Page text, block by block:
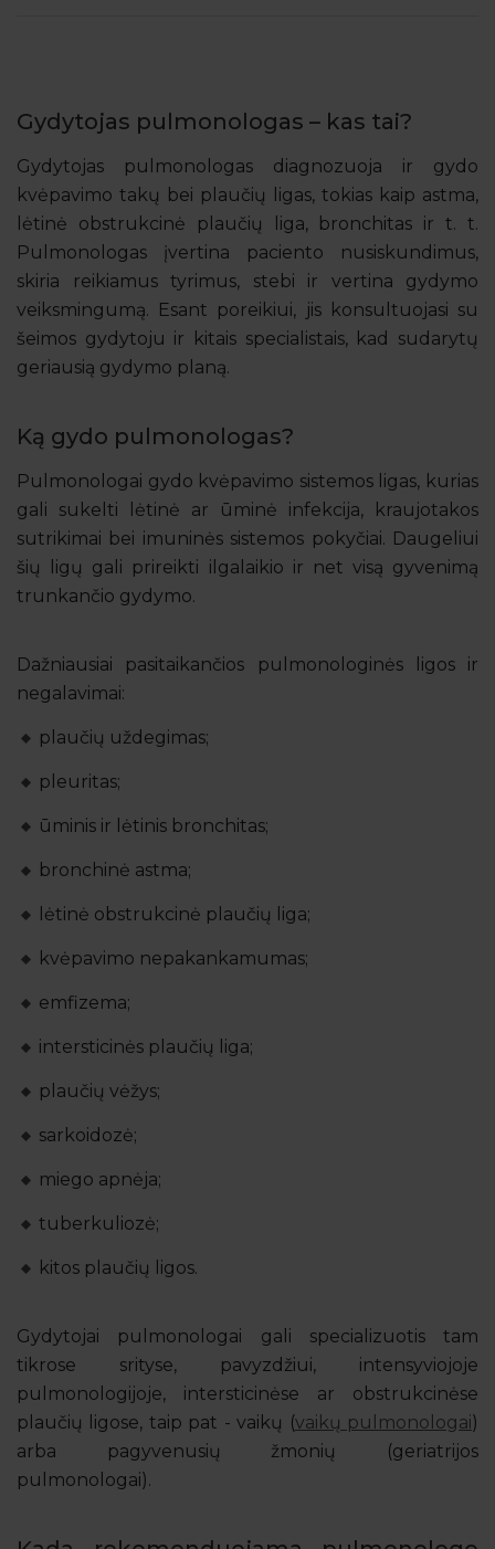
Gydytojas pulmonologas – kas tai?
Gydytojas pulmonologas diagnozuoja ir gydo
kvėpavimo takų bei plaučių ligas, tokias kaip astma,
lėtinė obstrukcinė plaučių liga, bronchitas ir t. t.
Pulmonologas įvertina paciento nusiskundimus,
skiria reikiamus tyrimus, stebi ir vertina gydymo
veiksmingumą. Esant poreikiui, jis konsultuojasi su
šeimos gydytoju ir kitais specialistais, kad sudarytų
geriausią gydymo planą.
Ką gydo pulmonologas?
Pulmonologai gydo kvėpavimo sistemos ligas, kurias
gali sukelti lėtinė ar ūminė infekcija, kraujotakos
sutrikimai bei imuninės sistemos pokyčiai. Daugeliui
šių ligų gali prireikti ilgalaikio ir net visą gyvenimą
trunkančio gydymo.
Dažniausiai pasitaikančios pulmonologinės ligos ir
negalavimai:
plaučių uždegimas;
pleuritas;
ūminis ir lėtinis bronchitas;
bronchinė astma;
lėtinė obstrukcinė plaučių liga;
kvėpavimo nepakankamumas;
emfizema;
intersticinės plaučių liga;
plaučių vėžys;
sarkoidozė;
miego apnėja;
tuberkuliozė;
kitos plaučių ligos.
Gydytojai pulmonologai gali specializuotis tam
tikrose srityse, pavyzdžiui, intensyviojoje
pulmonologijoje, intersticinėse ar obstrukcinėse
plaučių ligose, taip pat - vaikų (vaikų pulmonologai)
arba pagyvenusių žmonių (geriatrijos
pulmonologai).